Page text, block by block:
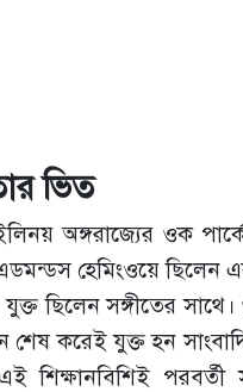
ভিত
অঙ্গরাজ্যের ওক
এডমন্ডস হেমিংওয়ে ছিলেন
ছিলেন সঙ্গীতের
শেষ করেই যুক্ত হন
শিক্ষানবিশিই